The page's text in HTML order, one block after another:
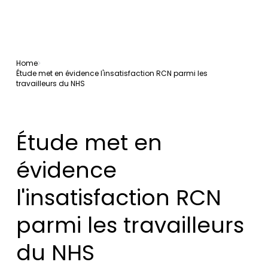
Home
Étude met en évidence l'insatisfaction RCN parmi les
travailleurs du NHS
Étude met en
évidence
l'insatisfaction RCN
parmi les travailleurs
du NHS